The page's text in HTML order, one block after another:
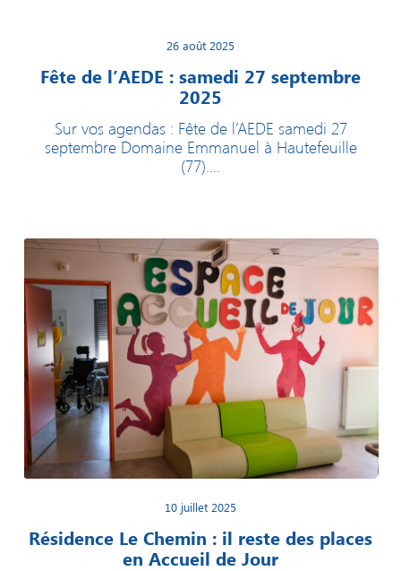
26 août 2025
Fête de l’AEDE : samedi 27 septembre
2025
Sur vos agendas : Fête de l’AEDE samedi 27
septembre Domaine Emmanuel à Hautefeuille
(77)....
10 juillet 2025
Résidence Le Chemin : il reste des places
en Accueil de Jour